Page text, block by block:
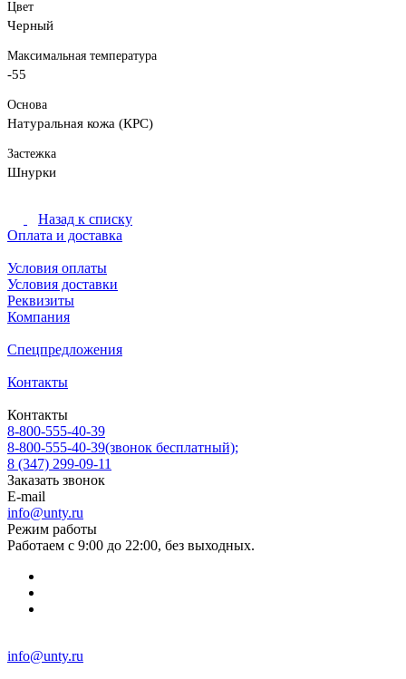
Цвет
Черный
Максимальная температура
-55
Основа
Натуральная кожа (КРС)
Застежка
Шнурки
Назад к списку
Оплата и доставка
Условия оплаты
Условия доставки
Реквизиты
Компания
Спецпредложения
Контакты
Контакты
8-800-555-40-39
8-800-555-40-39(звонок бесплатный);
8 (347) 299-09-11
Заказать звонок
E-mail
info@unty.ru
Режим работы
Работаем с 9:00 до 22:00, без выходных.
info@unty.ru